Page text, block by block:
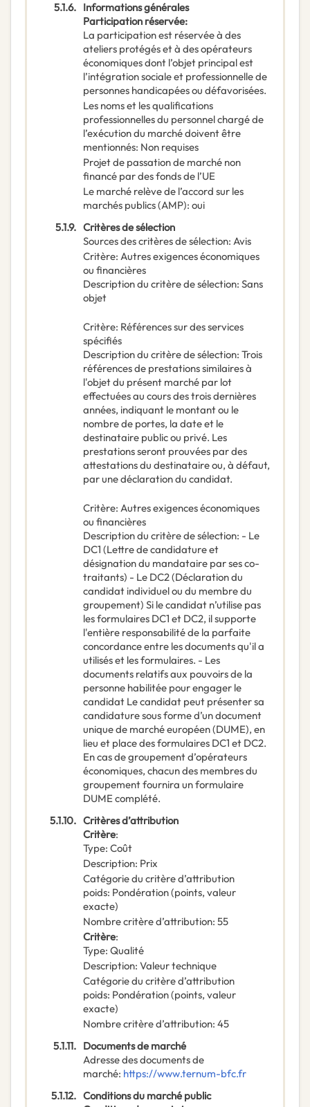
5.1.6. Informations générales
Participation réservée:
La participation est réservée à des
ateliers protégés et à des opérateurs
économiques dont l’objet principal est
l’intégration sociale et professionnelle de
personnes handicapées ou défavorisées.
Les noms et les qualifications
professionnelles du personnel chargé de
l’exécution du marché doivent être
mentionnés: Non requises
Projet de passation de marché non
financé par des fonds de l’UE
Le marché relève de l’accord sur les
marchés publics (AMP): oui
5.1.9. Critères de sélection
Sources des critères de sélection: Avis
Critère: Autres exigences économiques
ou financières
Description du critère de sélection: Sans
objet
Critère: Références sur des services
spécifiés
Description du critère de sélection: Trois
références de prestations similaires à
l'objet du présent marché par lot
effectuées au cours des trois dernières
années, indiquant le montant ou le
nombre de portes, la date et le
destinataire public ou privé. Les
prestations seront prouvées par des
attestations du destinataire ou, à défaut,
par une déclaration du candidat.
Critère: Autres exigences économiques
ou financières
Description du critère de sélection: - Le
DC1 (Lettre de candidature et
désignation du mandataire par ses co-
traitants) - Le DC2 (Déclaration du
candidat individuel ou du membre du
groupement) Si le candidat n’utilise pas
les formulaires DC1 et DC2, il supporte
l'entière responsabilité de la parfaite
concordance entre les documents qu'il a
utilisés et les formulaires. - Les
documents relatifs aux pouvoirs de la
personne habilitée pour engager le
candidat Le candidat peut présenter sa
candidature sous forme d’un document
unique de marché européen (DUME), en
lieu et place des formulaires DC1 et DC2.
En cas de groupement d’opérateurs
économiques, chacun des membres du
groupement fournira un formulaire
DUME complété.
5.1.10. Critères d’attribution
Critère:
Type: Coût
Description: Prix
Catégorie du critère d’attribution
poids: Pondération (points, valeur
exacte)
Nombre critère d’attribution: 55
Critère:
Type: Qualité
Description: Valeur technique
Catégorie du critère d’attribution
poids: Pondération (points, valeur
exacte)
Nombre critère d’attribution: 45
5.1.11. Documents de marché
Adresse des documents de
marché: https://www.ternum-bfc.fr
5.1.12. Conditions du marché public